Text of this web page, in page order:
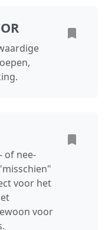
of nee-
voor het
voor